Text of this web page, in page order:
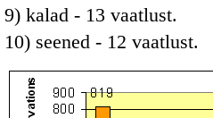
9) kalad - 13 vaatlust.
10) seened - 12 vaatlust.